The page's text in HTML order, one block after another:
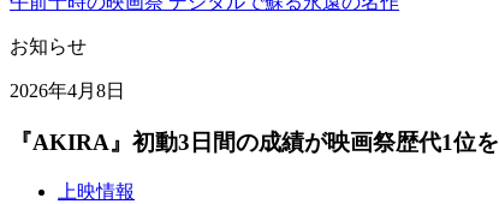
Facebook
お知らせ
2026年4月8日
『AKIRA』初動3日間の成績が映画祭歴代1位
上映情報